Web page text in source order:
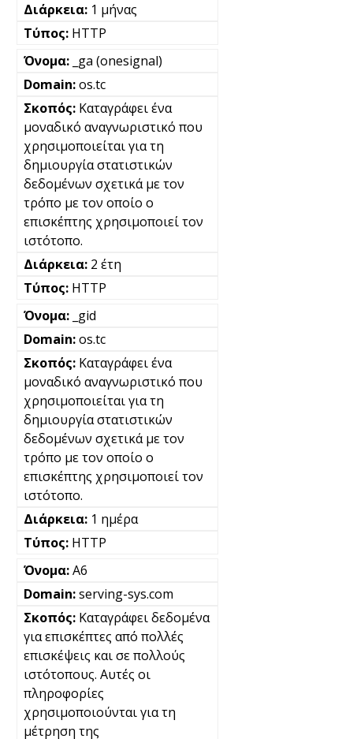
1 μήνας
HTTP
_ga (onesignal)
os.tc
Καταγράφει ένα
μοναδικό αναγνωριστικό που
χρησιμοποιείται για τη
δημιουργία στατιστικών
δεδομένων σχετικά με τον
τρόπο με τον οποίο ο
επισκέπτης χρησιμοποιεί τον
ιστότοπο.
2 έτη
HTTP
_gid
os.tc
Καταγράφει ένα
μοναδικό αναγνωριστικό που
χρησιμοποιείται για τη
δημιουργία στατιστικών
δεδομένων σχετικά με τον
τρόπο με τον οποίο ο
επισκέπτης χρησιμοποιεί τον
ιστότοπο.
1 ημέρα
HTTP
A6
serving-sys.com
Καταγράφει δεδομένα
για επισκέπτες από πολλές
επισκέψεις και σε πολλούς
ιστότοπους. Αυτές οι
πληροφορίες
χρησιμοποιούνται για τη
μέτρηση της